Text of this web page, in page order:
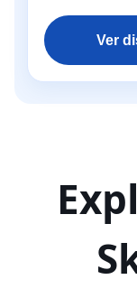
Ver